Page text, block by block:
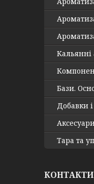
Кальянні
Бази.
Добавки
Тара та
КОНТАКТИ